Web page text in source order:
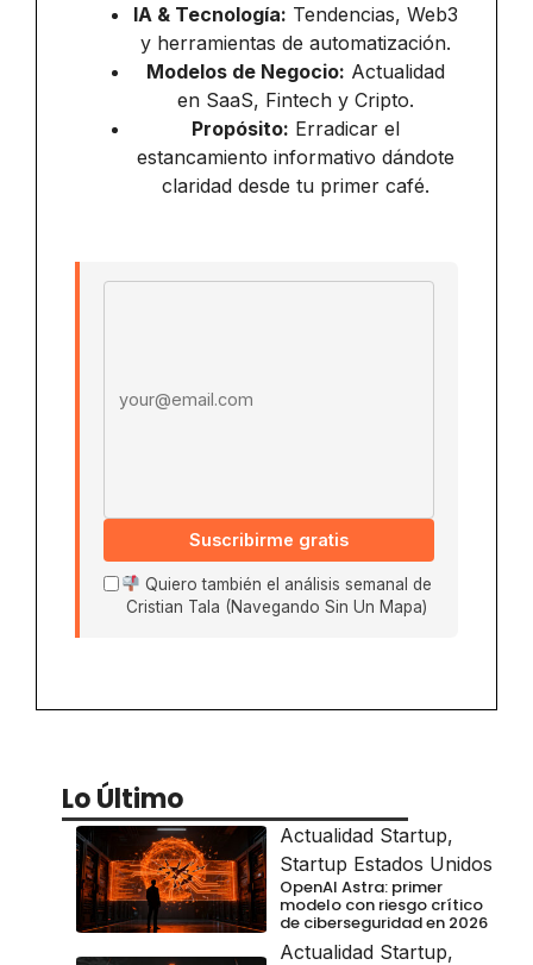
IA & Tecnología: Tendencias, Web3
y herramientas de automatización.
Modelos de Negocio: Actualidad
en SaaS, Fintech y Cripto.
Propósito: Erradicar el
estancamiento informativo dándote
claridad desde tu primer café.
Suscribirme gratis
Quiero también el análisis semanal de
Cristian Tala (Navegando Sin Un Mapa)
Lo Último
Actualidad Startup,
Startup Estados Unidos
OpenAI Astra: primer
modelo con riesgo crítico
de ciberseguridad en 2026
Actualidad Startup,